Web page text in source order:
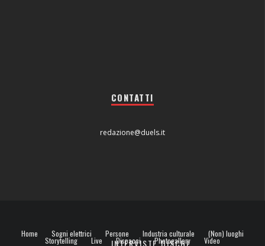
CONTATTI
redazione@duels.it
Home Sogni elettrici Persone
INTERVISTE
Industria culturale
DISCHI
(Non) luoghi
Storytelling Live Dispacci Photogallery Video